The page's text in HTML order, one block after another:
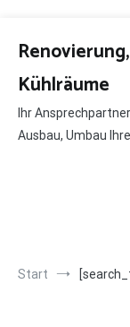
Inhalt
springen
Kühlräume
Ihr
Ausbau, Umbau
Start